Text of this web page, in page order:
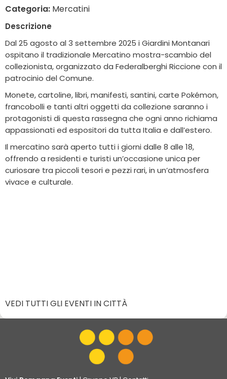
Categoria: Mercatini
Descrizione
Dal 25 agosto al 3 settembre 2025 i Giardini Montanari
ospitano il tradizionale Mercatino mostra-scambio del
collezionista, organizzato da Federalberghi Riccione con il
patrocinio del Comune.
Monete, cartoline, libri, manifesti, santini, carte Pokémon,
francobolli e tanti altri oggetti da collezione saranno i
protagonisti di questa rassegna che ogni anno richiama
appassionati ed espositori da tutta Italia e dall’estero.
Il mercatino sarà aperto tutti i giorni dalle 8 alle 18,
offrendo a residenti e turisti un’occasione unica per
curiosare tra piccoli tesori e pezzi rari, in un’atmosfera
vivace e culturale.
VEDI TUTTI GLI EVENTI IN CITTÀ